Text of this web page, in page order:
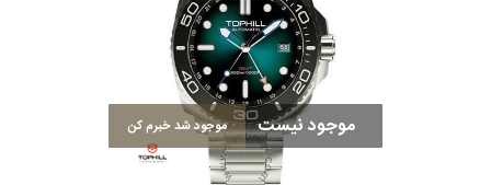
موجود نیست موجود شد خبرم کن